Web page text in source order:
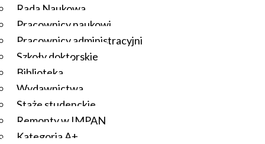
Rada Naukowa
Pracownicy naukowi
Pracownicy administracyjni
Szkoły doktorskie
Biblioteka
Wydawnictwa
Staże studenckie
Remonty w IMPAN
Kategoria A+